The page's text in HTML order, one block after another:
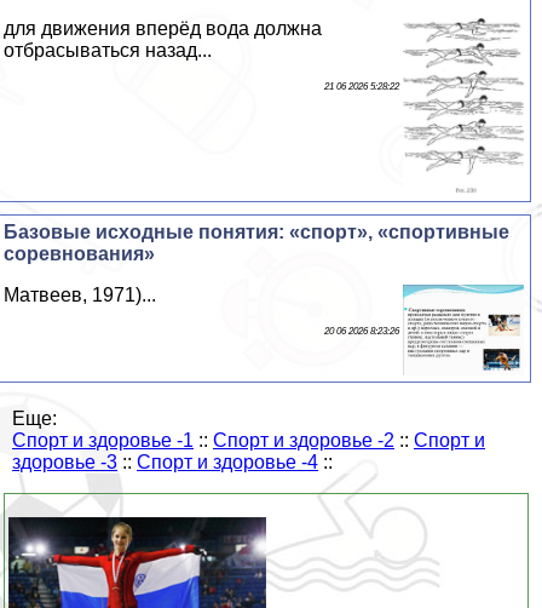
для движения вперёд вода должна
отбрасываться назад...
21 06 2026 5:28:22
Базовые исходные понятия: «спорт», «спортивные
соревнования»
Матвеев, 1971)...
20 06 2026 8:23:26
Еще:
Спорт и здоровье -1 :: Спорт и здоровье -2 :: Спорт и
здоровье -3 :: Спорт и здоровье -4 ::